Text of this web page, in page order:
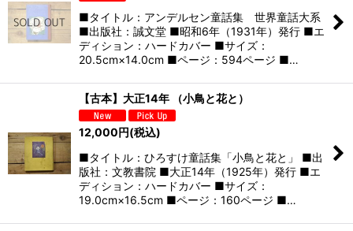
■タイトル：アンデルセン童話集 世界童話大系
■出版社：誠文堂 ■昭和6年（1931年）発行 ■エ
ディション：ハードカバー ■サイズ：
20.5cm×14.0cm ■ページ：594ページ ■…
【古本】大正14年 （小鳥と花と）
12,000円(税込)
■タイトル：ひろすけ童話集「小鳥と花と」 ■出
版社：文教書院 ■大正14年（1925年）発行 ■エ
ディション：ハードカバー ■サイズ：
19.0cm×16.5cm ■ページ：160ページ ■…